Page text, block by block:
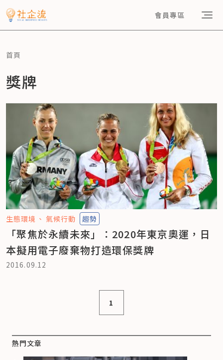
會員專區
首頁
獎牌
生態環境 氣候行動 趨勢
「聚焦於永續未來」：2020年東京奧運，日
本擬用電子廢棄物打造環保獎牌
2016.09.12
1
熱門文章